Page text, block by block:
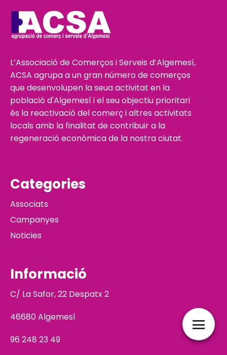
L’Associació de Comerços i Serveis d’Algemesí,
ACSA agrupa a un gran número de comerços
que desenvolupen la seua activitat en la
població d'Algemesí i el seu objectiu prioritari
és la reactivació del comerç i altres activitats
locals amb la finalitat de contribuir a la
regeneració econòmica de la nostra ciutat.
Categories
Associats
Campanyes
Noticies
Informació
C/ La Safor, 22 Despatx 2
46680 Algemesí
96 248 23 49